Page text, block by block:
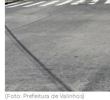
(Foto: Prefeitura de Valinhos)